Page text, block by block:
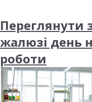
Переглянути
жалюзі день
роботи